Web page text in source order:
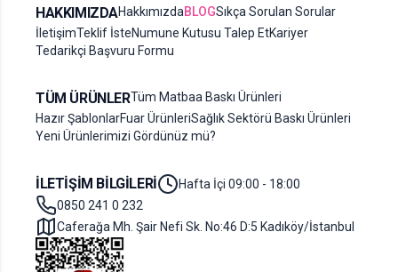
HAKKIMIZDAHakkımızdaBLOGSıkça Sorulan Sorular
İletişimTeklif İsteNumune Kutusu Talep EtKariyer
Tedarikçi Başvuru Formu
TÜM ÜRÜNLERTüm Matbaa Baskı Ürünleri
Hazır ŞablonlarFuar ÜrünleriSağlık Sektörü Baskı Ürünleri
Yeni Ürünlerimizi Gördünüz mü?
İLETIŞIM BILGILERI
Hafta İçi 09:00 - 18:00
0850 241 0 232
Caferağa Mh. Şair Nefi Sk. No:46 D:5 Kadıköy/İstanbul